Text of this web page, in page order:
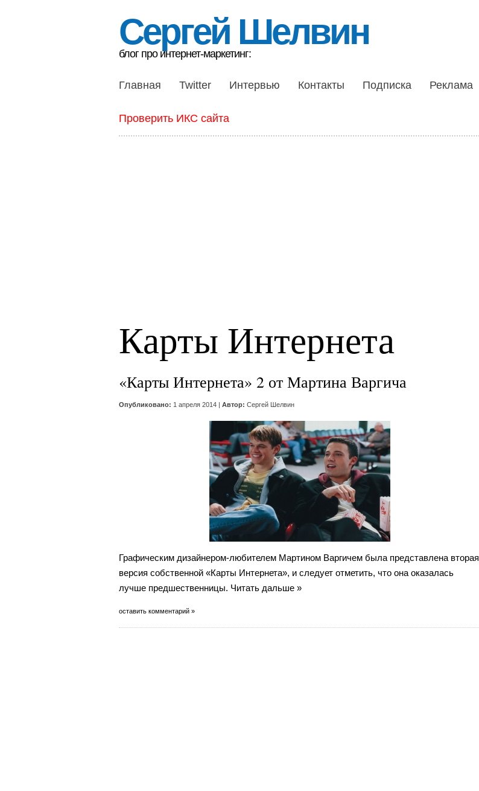
Сергей Шелвин
блог про интернет-маркетинг:
Главная Twitter Интервью Контакты Подписка Реклама
Проверить ИКС сайта
Карты Интернета
«Карты Интернета» 2 от Мартина Варгича
Опубликовано: 1 апреля 2014 | Автор: Сергей Шелвин
Графическим дизайнером-любителем Мартином Варгичем была представлена вторая
версия собственной «Карты Интернета», и следует отметить, что она оказалась
лучше предшественницы. Читать дальше »
оставить комментарий »